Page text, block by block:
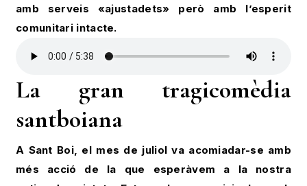
amb serveis «ajustadets» però amb l’esperit
comunitari intacte.
La gran tragicomèdia
santboiana
A Sant Boi, el mes de juliol va acomiadar-se amb
més acció de la que esperàvem a la nostra